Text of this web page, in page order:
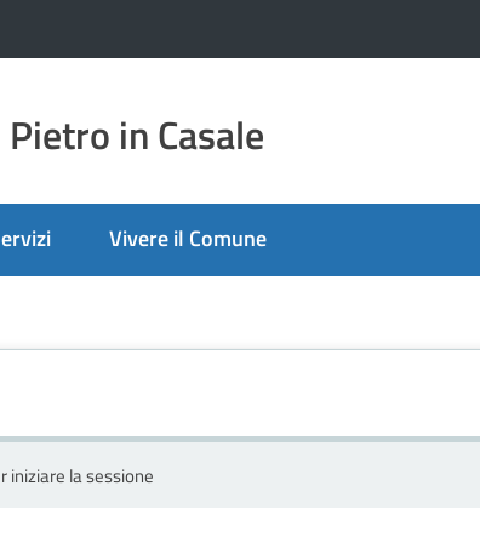
in Casale
Vivere il Comune
iniziare la sessione